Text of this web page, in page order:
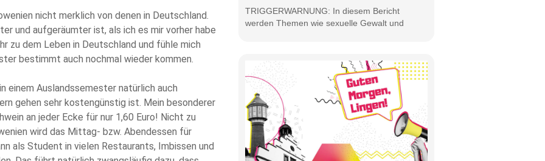
nicht merklich von denen in Deutschland.
und aufgeräumter ist, als ich es mir vorher habe
zu dem Leben in Deutschland und fühle mich
bestimmt auch nochmal wieder kommen.
Auslandssemester natürlich auch
gehen sehr kostengünstig ist. Mein besonderer
an jeder Ecke für nur 1,60 Euro! Nicht zu
wird das Mittag- bzw. Abendessen für
als Student in vielen Restaurants, Imbissen und
TRIGGERWARNUNG: In diesem Bericht
werden Themen wie sexuelle Gewalt und